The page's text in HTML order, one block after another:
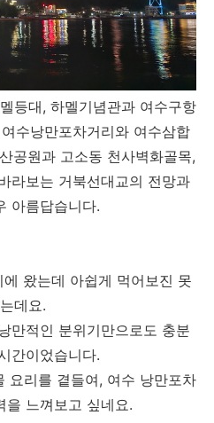
등대, 하멜기념관과 여수구항
수낭만포차거리와 여수삼합
공원과 고소동 천사벽화골목,
라보는 거북선대교의 전망과
아름답습니다.
왔는데 아쉽게 먹어보진 못
데요.
만적인 분위기만으로도 충분
간이었습니다.
요리를 곁들여, 여수 낭만포차
을 느껴보고 싶네요.